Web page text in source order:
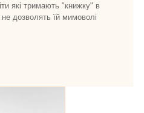
які тримають "книжку" в
не дозволять їй мимоволі